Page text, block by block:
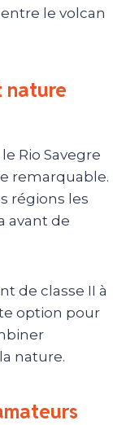
le volcan
nature
Rio Savegre
remarquable.
régions les
avant de
de classe II à
option pour
nature.